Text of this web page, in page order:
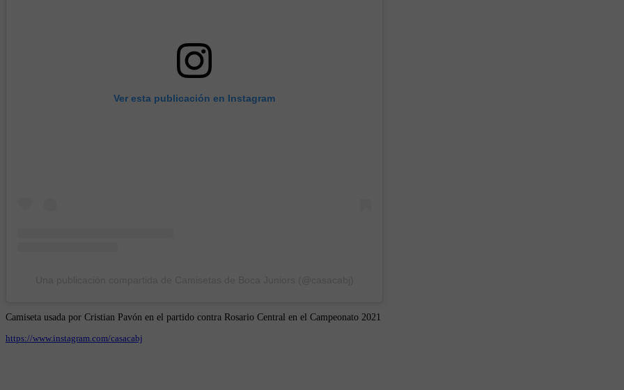
Ver esta publicación en Instagram
Camiseta usada por Cristian Pavón en el partido contra Rosario Central en el Campeonato 2021
https://www.instagram.com/casacabj